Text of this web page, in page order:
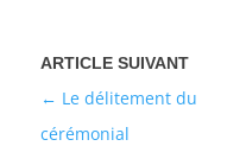
Le délitement du
cérémonial